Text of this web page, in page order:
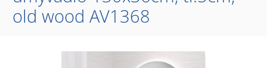
old wood AV1368